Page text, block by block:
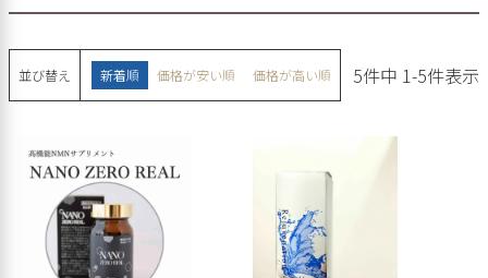
並び替え 新着順 価格が安い順 価格が高い順 5件中 1-5件表示